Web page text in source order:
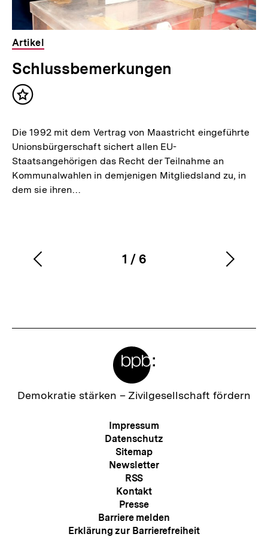
Artikel
Schlussbemerkungen
Inhalt
Die 1992 mit dem Vertrag von Maastricht eingeführte
Unionsbürgerschaft sichert allen EU-
Staatsangehörigen das Recht der Teilnahme an
Kommunalwahlen in demjenigen Mitgliedsland zu, in
dem sie ihren…
Karussellinhalt
1
von
/ 6
Vorherigen
Zur
Demokratie stärken – Zivilgesellschaft fördern
Meta-
Navigation
Impressum
Datenschutz
Sitemap
Newsletter
RSS
Kontakt
Presse
Barriere melden
Erklärung zur Barrierefreiheit